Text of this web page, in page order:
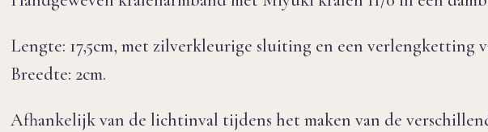
Lengte: 17,5cm, met zilverkleurige sluiting en een verlengketting
Breedte: 2cm.
Afhankelijk van de lichtinval tijdens het maken van de